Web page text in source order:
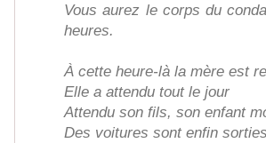
Vous aurez le corps du
heures.
À cette heure-là la mère est
Elle a attendu tout le jour
Attendu son fils, son enfant
Des voitures sont enfin sorties